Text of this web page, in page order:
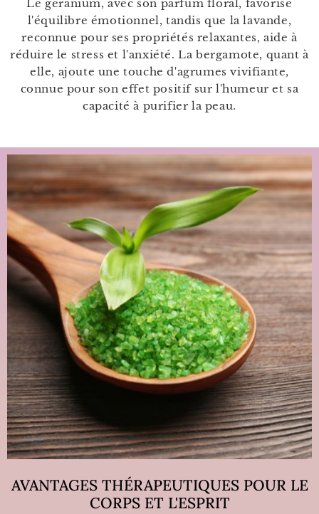
Le géranium, avec son parfum floral, favorise
l'équilibre émotionnel, tandis que la lavande,
reconnue pour ses propriétés relaxantes, aide à
réduire le stress et l'anxiété. La bergamote, quant à
elle, ajoute une touche d'agrumes vivifiante,
connue pour son effet positif sur l'humeur et sa
capacité à purifier la peau.
AVANTAGES THÉRAPEUTIQUES POUR LE
CORPS ET L'ESPRIT